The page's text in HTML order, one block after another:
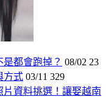
都會跑掉？ 08/02 23
方式 03/11 329
資料挑選！讓娶越南